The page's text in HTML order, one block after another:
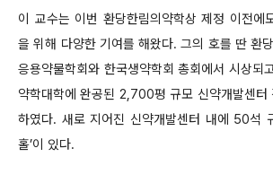
이 교수는 이번 환당한림의약학상 제정 이전에
을 위해 다양한 기여를 해왔다. 그의 호를 딴 환
응용약물학회와 한국생약학회 총회에서 시상되
약학대학에 완공된 2,700평 규모 신약개발센터
하였다. 새로 지어진 신약개발센터 내에 50석
홀’이 있다.